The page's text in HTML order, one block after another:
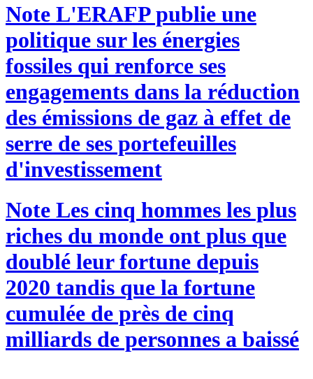
Note L'ERAFP publie une
politique sur les énergies
fossiles qui renforce ses
engagements dans la réduction
des émissions de gaz à effet de
serre de ses portefeuilles
d'investissement
Note Les cinq hommes les plus
riches du monde ont plus que
doublé leur fortune depuis
2020 tandis que la fortune
cumulée de près de cinq
milliards de personnes a baissé